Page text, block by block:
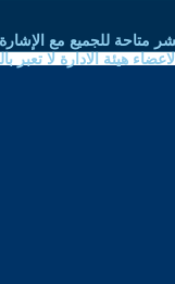
متاحة للجميع مع
هيئة الادارة لا تعبر